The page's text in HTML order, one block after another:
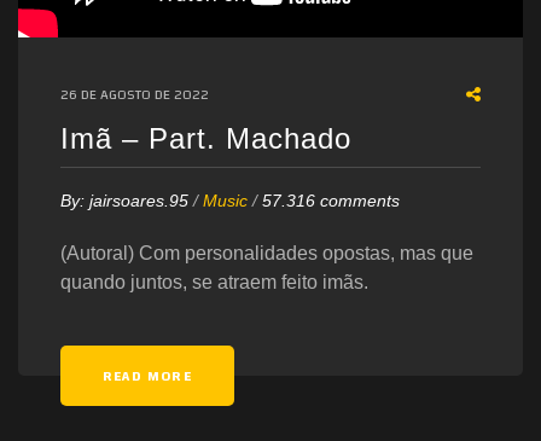
26 DE AGOSTO DE 2022
Imã – Part. Machado
By: jairsoares.95 /Music /57.316 comments
(Autoral) Com personalidades opostas, mas que
quando juntos, se atraem feito imãs.
READ MORE